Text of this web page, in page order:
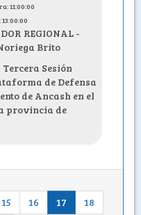
11:00:00
REGIONAL -
Brito
Sesión
de Defensa
de Ancash en el
provincia de
15 16 17
18